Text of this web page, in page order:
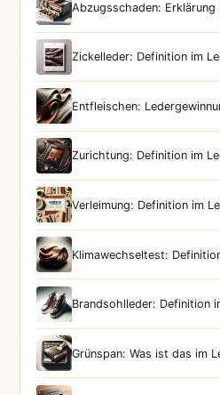
Abzugsschaden: Erklärung
Zickelleder: Definition im
Entfleischen:
Zurichtung: Definition im
Verleimung: Definition im
Klimawechseltest:
Brandsohlleder: Definition
Grünspan: Was ist das im